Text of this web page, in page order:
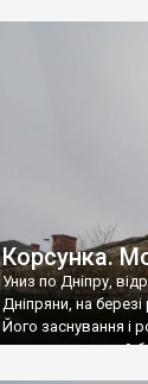
Корсунка.
Униз по Дніпру,
Дніпряни, на
Його заснування і
монастирем, який